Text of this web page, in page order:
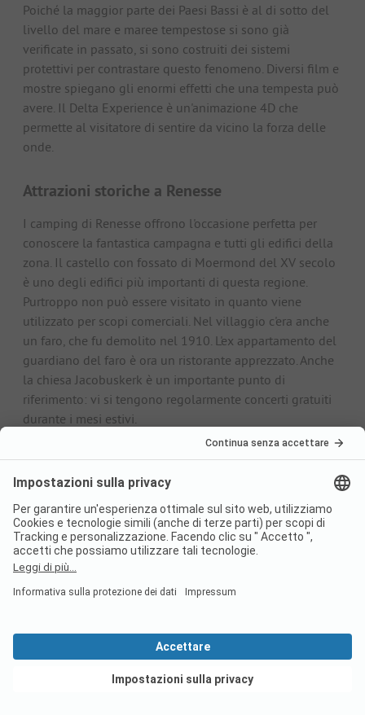
Poiché la maggior parte dei Paesi Bassi è al di sotto del
livello del mare e maree tempestose si sono già
verificate in passato, si sono costruiti dei sistemi
protettivi per contrastare questo fenomeno. Diversi film e
mostre spiegano gli enormi effetti che una tempesta può
avere. Il Delta Experience è un'animazione 4D che
permette al visitatore di sentire da vicino la forza delle
onde.
Attrazioni storiche a Renesse
I camping di Renesse offrono l'occasione perfetta per
conoscere la fantastica campagna e tutti gli edifici della
zona. Il castello con fossato di Moermond del XV secolo
è uno degli edifici più importanti di questa regione.
Purtroppo non può essere visitato in quanto viene
utilizzato per scopi comerciali. Nel villaggio c'era anche
un faro, che fu demolito nel 1910. L'ex appartamento del
guardiano del faro è ora un ristorante apprezzato. Anche
la chiesa Jacobuskerk è un importante punto di
riferimento: vi si tengono regolarmente concerti gratuiti
durante i mesi estivi.
Gastronomia
Anche nella vacanza in campeggio non si vuole fare a
meno di un buon pasto, naturalmente. La cucina
olandese è caratterizzata da piatti semplici ma
sostanziosi. A seconda della regione, ci sono anche
sovrapposizioni con le cucine delle zone limitrofe, come
la Frisia orientale, la Renania o la cucina fiamminga.
parte del menu. Nel piatto ci sono principalmente fritture,
ma anche stufati di verdure o minestre. I più noti snack
olandesi includono patatine fritte, crocchette con un